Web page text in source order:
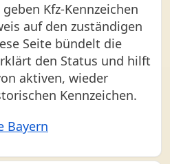
Kfz-Kennzeichen
auf den zuständigen
Seite bündelt die
den Status und hilft
aktiven, wieder
Kennzeichen.
Bayern